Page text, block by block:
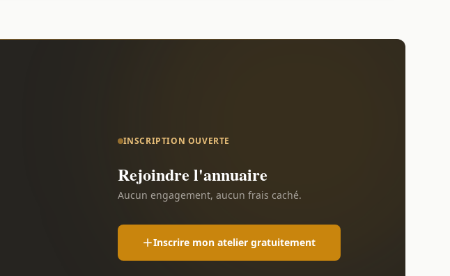
INSCRIPTION OUVERTE
Rejoindre l'annuaire
Aucun engagement, aucun frais caché.
Inscrire mon atelier gratuitement